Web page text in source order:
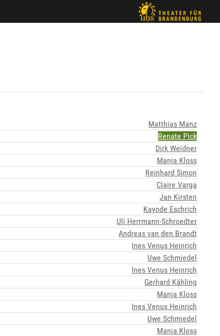
Matthias Manz
Renate Pick
Dirk Weidner
Manja Kloss
Reinhard Simon
Claire Varga
Jan Kirsten
Kayode Eschrich
Uli Herrmann-Schroedter
Andreas van den Brandt
Ines Venus Heinrich
Uwe Schmiedel
Ines Venus Heinrich
Gerhard Kähling
Manja Kloss
Ines Venus Heinrich
Uwe Schmiedel
Manja Kloss